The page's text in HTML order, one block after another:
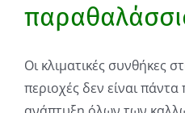
Οι κλιματικές συνθήκες
περιοχές δεν είναι πάντα